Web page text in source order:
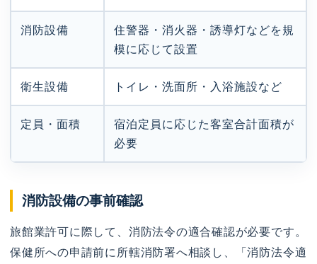
消防設備
住警器・消火器・誘導灯などを規
模に応じて設置
衛生設備 トイレ・洗面所・入浴施設など
定員・面積
宿泊定員に応じた客室合計面積が
必要
消防設備の事前確認
旅館業許可に際して、消防法令の適合確認が必要です。
保健所への申請前に所轄消防署へ相談し、「消防法令適